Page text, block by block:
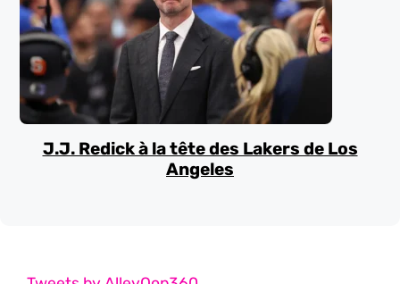
J.J. Redick à la tête des Lakers de Los
Angeles